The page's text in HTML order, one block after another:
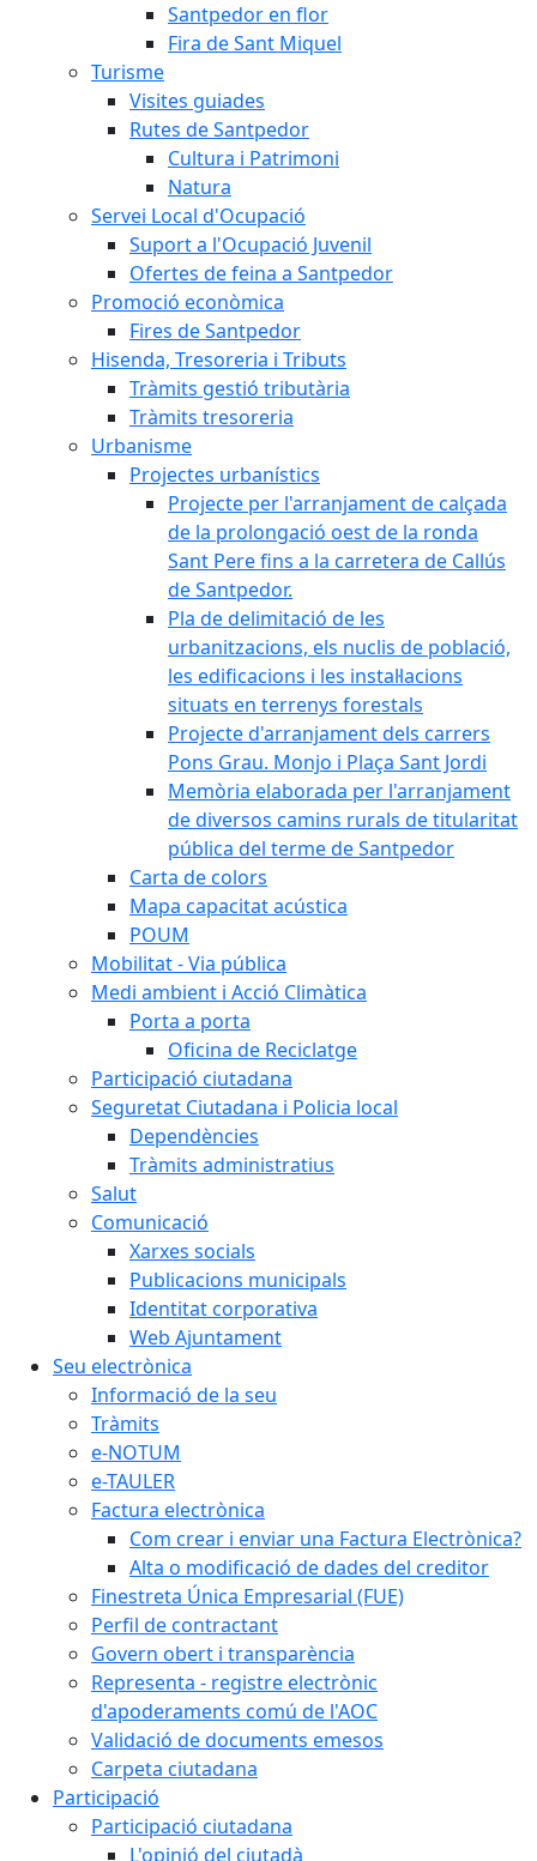
Santpedor en flor
Fira de Sant Miquel
Turisme
Visites guiades
Rutes de Santpedor
Cultura i Patrimoni
Natura
Servei Local d'Ocupació
Suport a l'Ocupació Juvenil
Ofertes de feina a Santpedor
Promoció econòmica
Fires de Santpedor
Hisenda, Tresoreria i Tributs
Tràmits gestió tributària
Tràmits tresoreria
Urbanisme
Projectes urbanístics
Projecte per l'arranjament de calçada
de la prolongació oest de la ronda
Sant Pere fins a la carretera de Callús
de Santpedor.
Pla de delimitació de les
urbanitzacions, els nuclis de població,
les edificacions i les instal·lacions
situats en terrenys forestals
Projecte d'arranjament dels carrers
Pons Grau. Monjo i Plaça Sant Jordi
Memòria elaborada per l'arranjament
de diversos camins rurals de titularitat
pública del terme de Santpedor
Carta de colors
Mapa capacitat acústica
POUM
Mobilitat - Via pública
Medi ambient i Acció Climàtica
Porta a porta
Oficina de Reciclatge
Participació ciutadana
Seguretat Ciutadana i Policia local
Dependències
Tràmits administratius
Salut
Comunicació
Xarxes socials
Publicacions municipals
Identitat corporativa
Web Ajuntament
Seu electrònica
Informació de la seu
Tràmits
e-NOTUM
e-TAULER
Factura electrònica
Com crear i enviar una Factura Electrònica?
Alta o modificació de dades del creditor
Finestreta Única Empresarial (FUE)
Perfil de contractant
Govern obert i transparència
Representa - registre electrònic
d'apoderaments comú de l'AOC
Validació de documents emesos
Carpeta ciutadana
Participació
Participació ciutadana
L'opinió del ciutadà